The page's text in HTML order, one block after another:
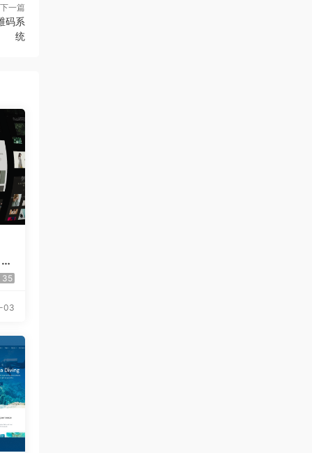
下一篇
码系
统
35
03